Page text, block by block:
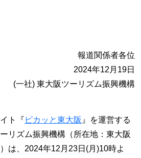
報道関係者各位
2024年12月19日
(一社) 東大阪ツーリズム振興機構
ト『 ピカッと東大阪 』を運営する
リズム振興機構（所在地：東大阪
は、2024年12月23日(月)10時よ